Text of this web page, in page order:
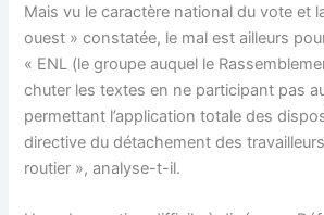
Mais vu le caractère national du vote et
ouest » constatée, le mal est ailleurs
« ENL (le groupe auquel le
chuter les textes en ne participant pas
permettant l’application totale des
directive du détachement des
routier », analyse-t-il.